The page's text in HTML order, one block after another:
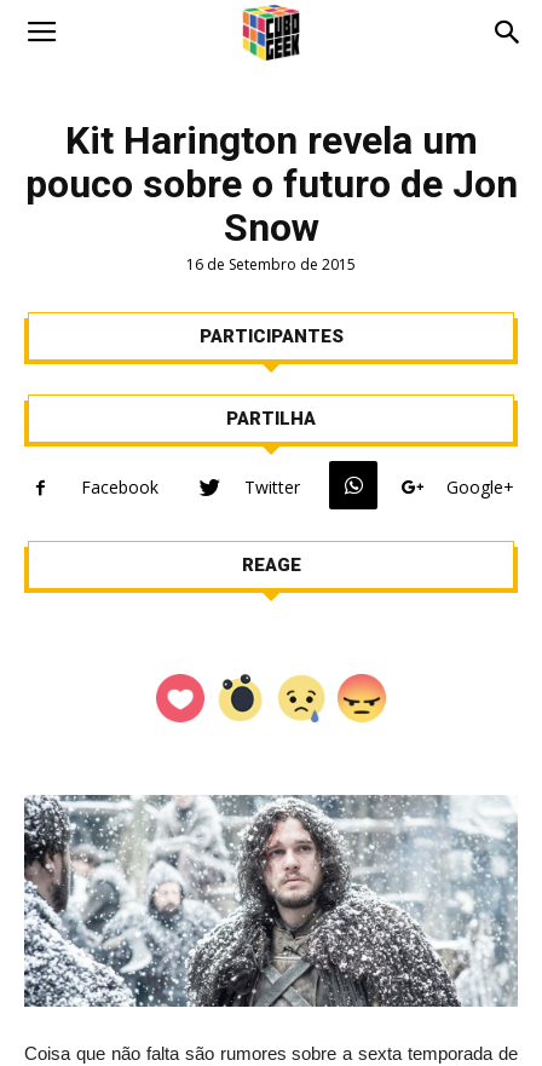
Geek
Kit Harington revela um
pouco sobre o futuro de Jon
Snow
16 de Setembro de 2015
PARTICIPANTES
PARTILHA
Facebook Twitter Google+
REAGE
Coisa que não falta são rumores sobre a sexta temporada de